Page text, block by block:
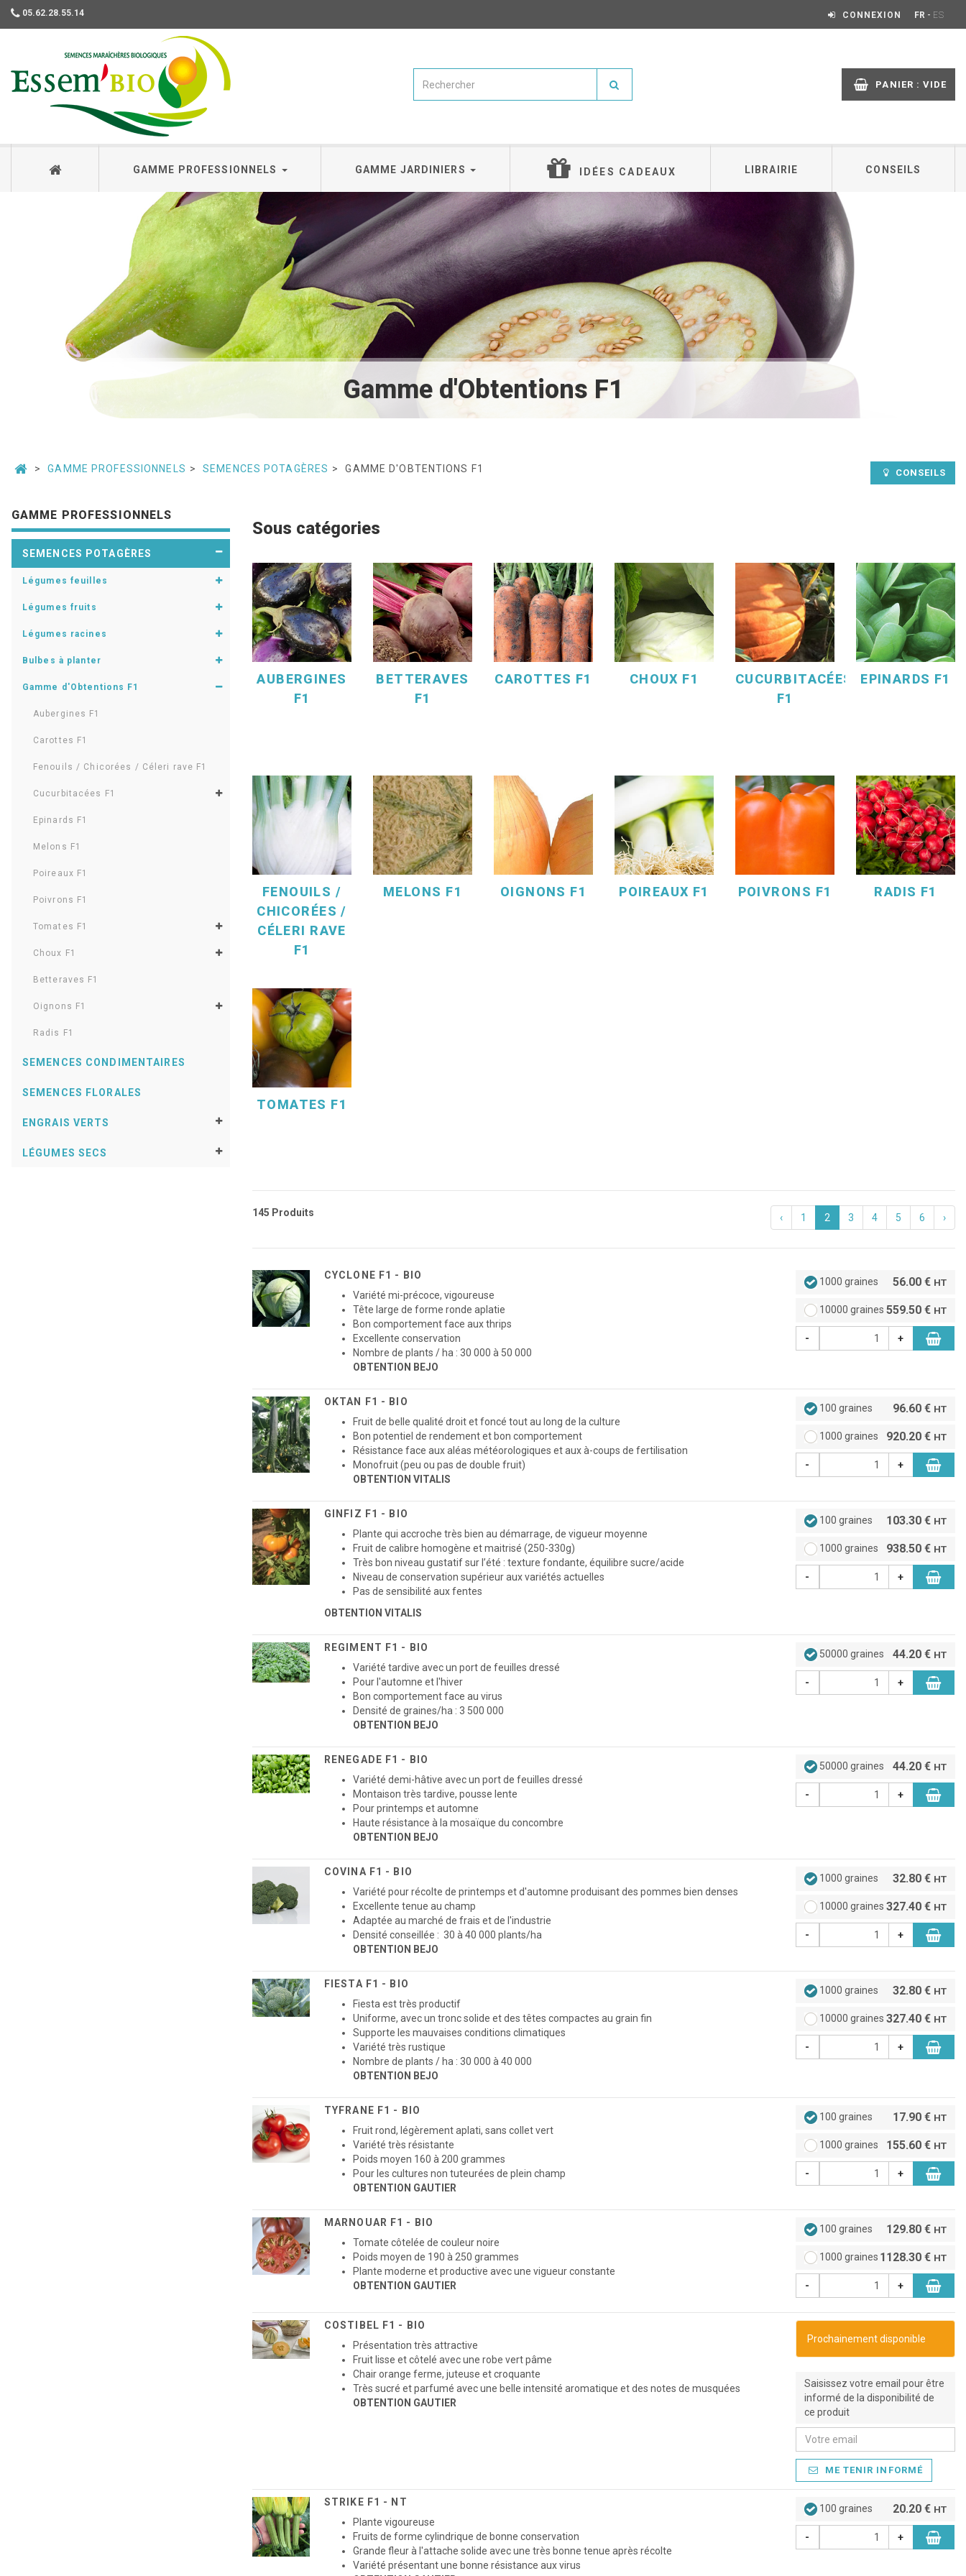
05.62.28.55.14 CONNEXION FR - ES
PANIER : VIDE
GAMME PROFESSIONNELS GAMME JARDINIERS IDÉES CADEAUX LIBRAIRIE CONSEILS
Gamme d'Obtentions F1
CONSEILS
GAMME PROFESSIONNELS SEMENCES POTAGÈRES GAMME D'OBTENTIONS F1
GAMME PROFESSIONNELS
SEMENCES POTAGÈRES
Légumes feuilles
Légumes fruits
Légumes racines
Bulbes à planter
Gamme d'Obtentions F1
Aubergines F1
Carottes F1
Fenouils / Chicorées / Céleri rave F1
Cucurbitacées F1
Epinards F1
Melons F1
Poireaux F1
Poivrons F1
Tomates F1
Choux F1
Betteraves F1
Oignons F1
Radis F1
SEMENCES CONDIMENTAIRES
SEMENCES FLORALES
ENGRAIS VERTS
LÉGUMES SECS
Sous catégories
AUBERGINES
F1
BETTERAVES
F1
CAROTTES F1 CHOUX F1
CUCURBITACÉES
F1
EPINARDS F1
FENOUILS /
CHICORÉES /
CÉLERI RAVE
F1
MELONS F1 OIGNONS F1 POIREAUX F1 POIVRONS F1 RADIS F1
TOMATES F1
145 Produits ‹ 1 2 3 4 5 6 ›
CYCLONE F1 - BIO
Variété mi-précoce, vigoureuse
Tête large de forme ronde aplatie
Bon comportement face aux thrips
Excellente conservation
Nombre de plants / ha : 30 000 à 50 000
OBTENTION BEJO
1000 graines 56.00 € HT
10000 graines 559.50 € HT
- +
OKTAN F1 - BIO
Fruit de belle qualité droit et foncé tout au long de la culture
Bon potentiel de rendement et bon comportement
Résistance face aux aléas météorologiques et aux à-coups de fertilisation
Monofruit (peu ou pas de double fruit)
OBTENTION VITALIS
100 graines 96.60 € HT
1000 graines 920.20 € HT
- +
GINFIZ F1 - BIO
Plante qui accroche très bien au démarrage, de vigueur moyenne
Fruit de calibre homogène et maitrisé (250-330g)
Très bon niveau gustatif sur l’été : texture fondante, équilibre sucre/acide
Niveau de conservation supérieur aux variétés actuelles
Pas de sensibilité aux fentes
OBTENTION VITALIS
100 graines 103.30 € HT
1000 graines 938.50 € HT
- +
REGIMENT F1 - BIO
Variété tardive avec un port de feuilles dressé
Pour l'automne et l'hiver
Bon comportement face au virus
Densité de graines/ha : 3 500 000
OBTENTION BEJO
50000 graines 44.20 € HT
- +
RENEGADE F1 - BIO
Variété demi-hâtive avec un port de feuilles dressé
Montaison très tardive, pousse lente
Pour printemps et automne
Haute résistance à la mosaïque du concombre
OBTENTION BEJO
50000 graines 44.20 € HT
- +
COVINA F1 - BIO
Variété pour récolte de printemps et d'automne produisant des pommes bien denses
Excellente tenue au champ
Adaptée au marché de frais et de l'industrie
Densité conseillée : 30 à 40 000 plants/ha
OBTENTION BEJO
1000 graines 32.80 € HT
10000 graines 327.40 € HT
- +
FIESTA F1 - BIO
Fiesta est très productif
Uniforme, avec un tronc solide et des têtes compactes au grain fin
Supporte les mauvaises conditions climatiques
Variété très rustique
Nombre de plants / ha : 30 000 à 40 000
OBTENTION BEJO
1000 graines 32.80 € HT
10000 graines 327.40 € HT
- +
TYFRANE F1 - BIO
Fruit rond, légèrement aplati, sans collet vert
Variété très résistante
Poids moyen 160 à 200 grammes
Pour les cultures non tuteurées de plein champ
OBTENTION GAUTIER
100 graines 17.90 € HT
1000 graines 155.60 € HT
- +
MARNOUAR F1 - BIO
Tomate côtelée de couleur noire
Poids moyen de 190 à 250 grammes
Plante moderne et productive avec une vigueur constante
OBTENTION GAUTIER
100 graines 129.80 € HT
1000 graines 1128.30 € HT
- +
COSTIBEL F1 - BIO
Présentation très attractive
Fruit lisse et côtelé avec une robe vert pâme
Chair orange ferme, juteuse et croquante
Très sucré et parfumé avec une belle intensité aromatique et des notes de musquées
OBTENTION GAUTIER
Prochainement disponible
Saisissez votre email pour être
informé de la disponibilité de
ce produit
ME TENIR INFORMÉ
STRIKE F1 - NT
Plante vigoureuse
Fruits de forme cylindrique de bonne conservation
Grande fleur à l'attache solide avec une très bonne tenue après récolte
Variété présentant une bonne résistance aux virus
100 graines 20.20 € HT
- +